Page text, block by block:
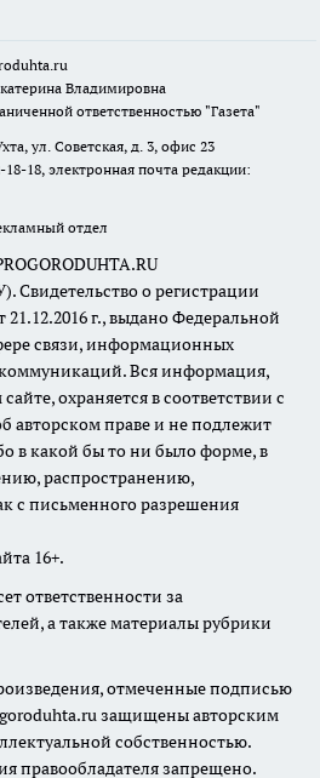
Владимировна
ответственностью "Газета"
ул. Советская, д. 3, офис 23
18, электронная почта редакции:
отдел
о регистрации
г., выдано Федеральной
связи, информационных
Вся информация,
охраняется в соответствии с
авторском праве и не подлежит
в какой бы то ни было форме, в
распространению,
с письменного разрешения
16+.
ответственности за
а также материалы рубрики
отмеченные подписью
защищены авторским
собственностью.
правообладателя запрещено.